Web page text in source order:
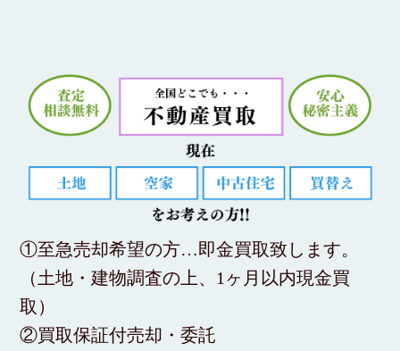
不動
①至急売却希望の方…即金買取致します。
（土地・建物調査の上、1ヶ月以内現金買
取）
②買取保証付売却・委託